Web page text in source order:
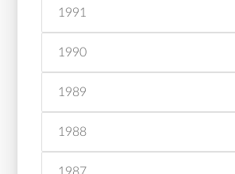
1991
1990
1989
1988
1987